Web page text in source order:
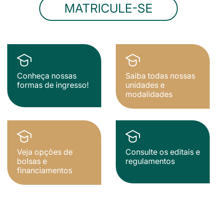
MATRICULE-SE
Conheça nossas
formas de ingresso!
Saiba todas nossas
unidades e
modalidades
Veja opções de
bolsas e
financiamentos
Consulte os editais e
regulamentos